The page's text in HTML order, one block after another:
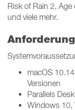
Risk of Rain 2, Age
und viele mehr.
macOS
Versionen
Parallels
Windows 10,